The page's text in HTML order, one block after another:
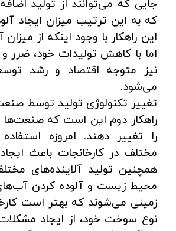
جایی که می‌توانند از تولید
که به این ترتیب میزان ایجاد
این راهکار با وجود اینکه از
اما با کاهش تولیدات خود، ضرر و
نیز متوجه اقتصاد و رشد
می‌شود.
تغییر تکنولوژی تولید توسط
راهکار دوم این است که صنعت‌ها
را تغییر دهند. امروزه
مختلف در کارخانجات باعث
همچنین تولید آلاینده‌های
محیط زیست و آلوده کردن‌
زمینی می‌شوند که بهتر است
نوع سوخت خود، از ایجاد